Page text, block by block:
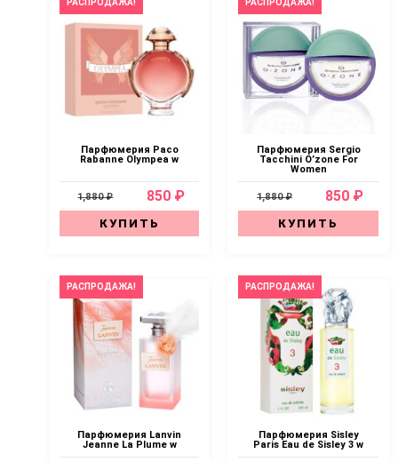
РАСПРОДАЖА!
Парфюмерия Paco
Rabanne Olympea w
1,880 ₽ 850 ₽
КУПИТЬ
РАСПРОДАЖА!
Парфюмерия Sergio
Tacchini O’zone For
Women
1,880 ₽ 850 ₽
КУПИТЬ
РАСПРОДАЖА!
Парфюмерия Lanvin
Jeanne La Plume w
РАСПРОДАЖА!
Парфюмерия Sisley
Paris Eau de Sisley 3 w